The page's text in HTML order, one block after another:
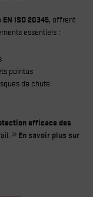
EN ISO 20345, offrent
essentiels :
pointus
de chute
efficace des
En savoir plus sur